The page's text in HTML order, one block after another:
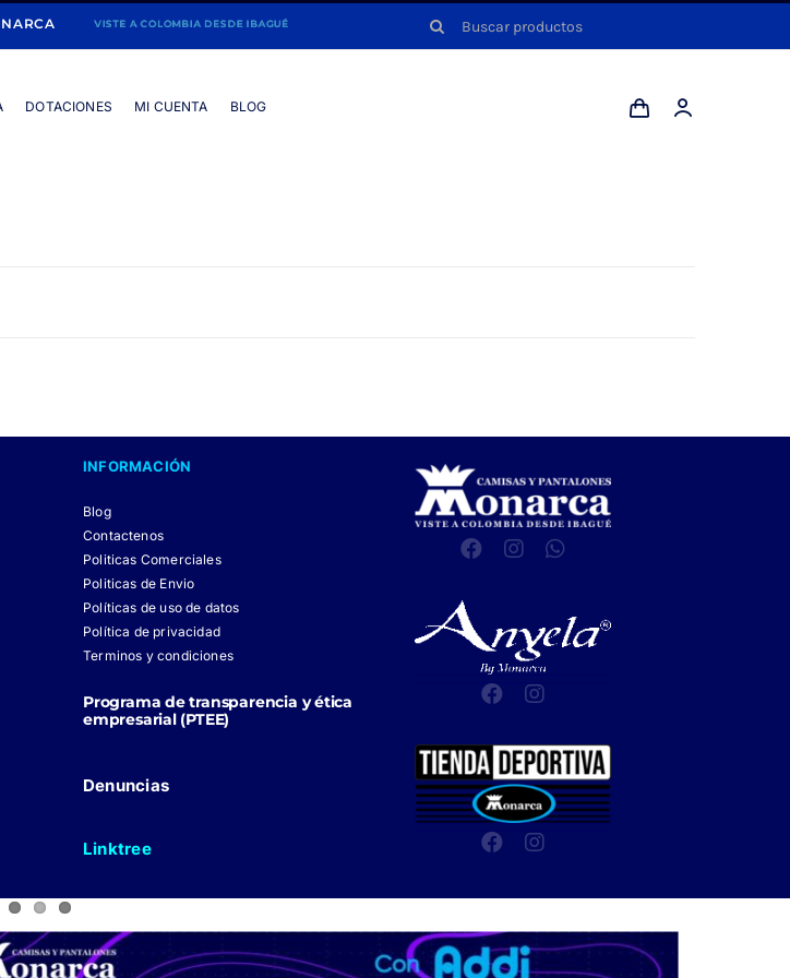
Buscar:
DOTACIONES MI CUENTA BLOG
INFORMACIÓN
Blog
Contactenos
Politicas Comerciales
Politicas de Envio
Políticas de uso de datos
Política de privacidad
Terminos y condiciones
Programa de transparencia y ética
empresarial (PTEE)
Denuncias
Linktree